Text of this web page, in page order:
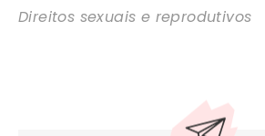
Direitos sexuais e reprodutivos